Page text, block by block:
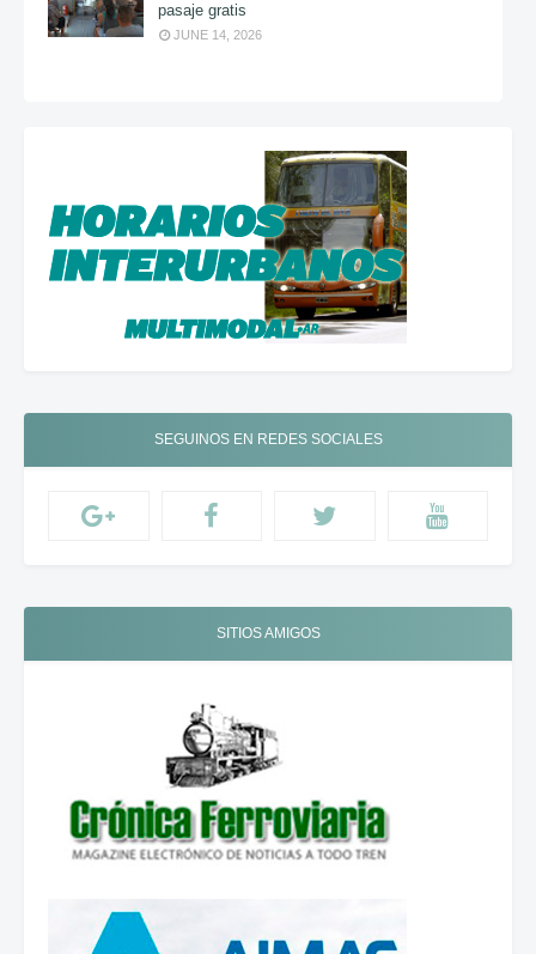
pasaje gratis
JUNE 14, 2026
SEGUINOS EN REDES SOCIALES
SITIOS AMIGOS